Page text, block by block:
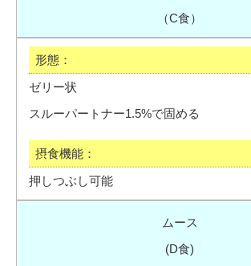
（C食）
ゼリー状
スルーパートナー1.5%で固める
押しつぶし可能
ムース
(D食)